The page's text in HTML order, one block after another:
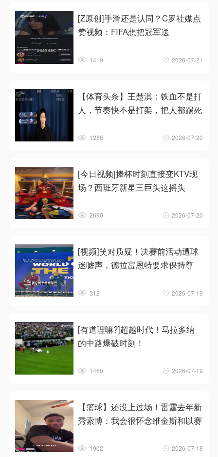
[Z原创]手滑还是认同？C罗社媒点
赞视频：FIFA想把冠军送
1419 2026-07-21
【体育头条】王楚淇：铁血不是打
人，节奏快不是打架，把人都踢死
1288 2026-07-20
[今日视频]捧杯时刻直接变KTV现
场？西班牙新星三巨头这摇头
2690 2026-07-20
[视频]笑对质疑！决赛前活动遭球
迷嘘声，德拉富恩特要求保持尊
312 2026-07-19
[有道理嘛?]超越时代！马拉多纳
的中路爆破时刻！
1460 2026-07-19
【篮球】还没上过场！雷霆去年新
秀索博：我会很怀念维金斯和以赛
1902 2026-07-18